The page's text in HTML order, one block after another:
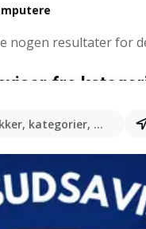
kategorier,
nogen resultater for
fra